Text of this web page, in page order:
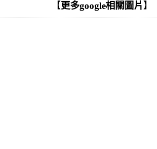
【更多google相關圖片】